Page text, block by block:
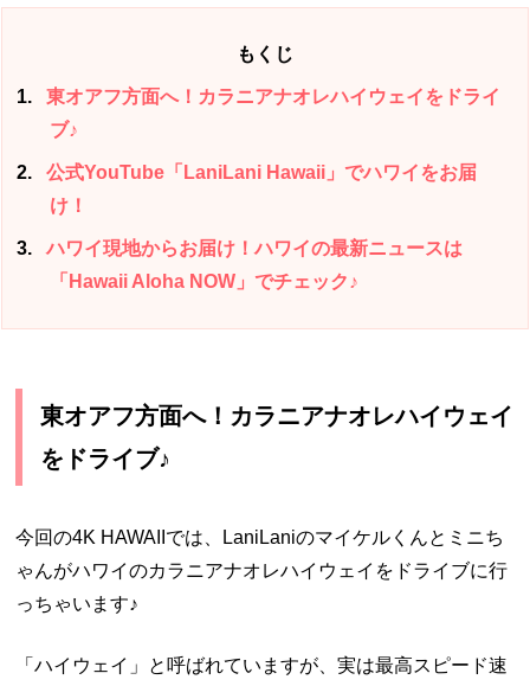
もくじ
1
東オアフ方面へ！カラニアナオレハイウェイをドライ
ブ♪
2
公式YouTube「LaniLani Hawaii」でハワイをお届
け！
3
ハワイ現地からお届け！ハワイの最新ニュースは
「Hawaii Aloha NOW」でチェック♪
東オアフ方面へ！カラニアナオレハイウェイ
をドライブ♪
今回の4K HAWAIIでは、LaniLaniのマイケルくんとミニち
ゃんがハワイのカラニアナオレハイウェイをドライブに行
っちゃいます♪
「ハイウェイ」と呼ばれていますが、実は最高スピード速